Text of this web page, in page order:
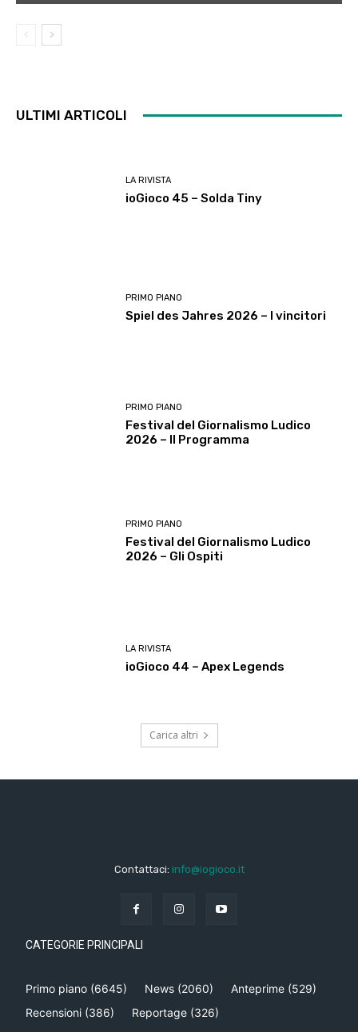
ULTIMI ARTICOLI
LA RIVISTA
ioGioco 45 – Solda Tiny
PRIMO PIANO
Spiel des Jahres 2026 – I vincitori
PRIMO PIANO
Festival del Giornalismo Ludico
2026 – Il Programma
PRIMO PIANO
Festival del Giornalismo Ludico
2026 – Gli Ospiti
LA RIVISTA
ioGioco 44 – Apex Legends
Carica altri
Contattaci: info@iogioco.it
CATEGORIE PRINCIPALI
Primo piano (6645) News (2060) Anteprime (529)
Recensioni (386) Reportage (326)